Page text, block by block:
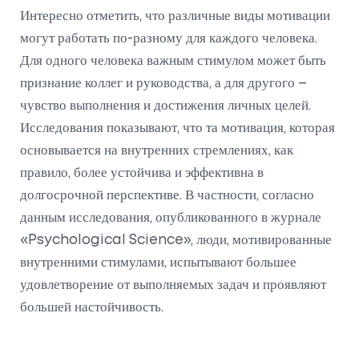
Интересно отметить, что различные виды мотивации
могут работать по-разному для каждого человека.
Для одного человека важным стимулом может быть
признание коллег и руководства, а для другого –
чувство выполнения и достижения личных целей.
Исследования показывают, что та мотивация, которая
основывается на внутренних стремлениях, как
правило, более устойчива и эффективна в
долгосрочной перспективе. В частности, согласно
данным исследования, опубликованного в журнале
«Psychological Science», люди, мотивированные
внутренними стимулами, испытывают большее
удовлетворение от выполняемых задач и проявляют
большей настойчивость.